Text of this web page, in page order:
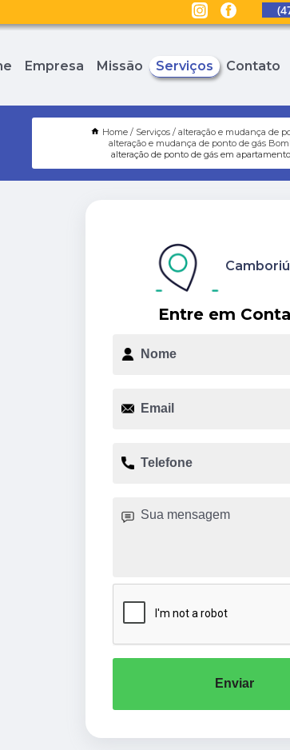
Empresa Missão Serviços Contato
Home Serviços
alteração e mudança de
alteração e mudança de ponto de gás
alteração de ponto de gás em
Entre em
Camboriú
Enviar